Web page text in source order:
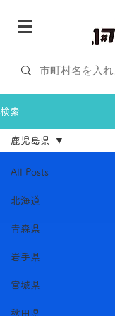
検索
All Posts
北海道
青森県
岩手県
宮城県
秋田県
鹿児島県